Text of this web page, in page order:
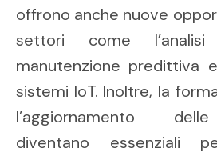
offrono anche nuove
settori come
manutenzione predittiva
sistemi IoT. Inoltre, la
l’aggiornamento
diventano essenziali